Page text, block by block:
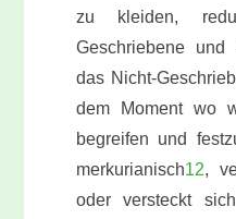
zu kleiden,
Geschriebene
das Nicht-
dem Moment wo
begreifen und
merkurianisch12,
oder versteckt